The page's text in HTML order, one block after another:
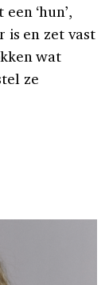
‘hun’,
is en zet vast
wat
ze